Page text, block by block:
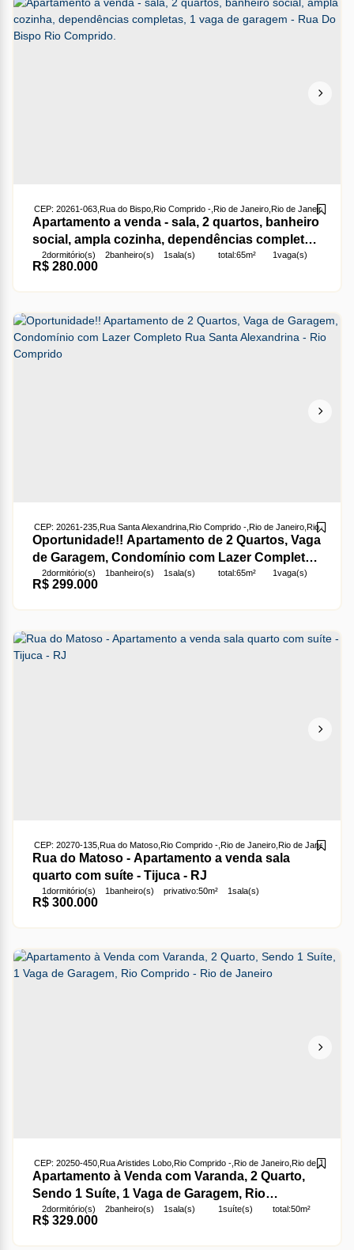
Apartamento a venda - sala, 2 quartos, banheiro
social, ampla cozinha, dependências completas,
1 vaga de garagem - Rua Do Bispo Rio
Comprido.
R$280.000
CEP: 20261-063, Rua do Bispo, Rio Comprido , Rio de Janeiro, Rio de Janeiro
2dormitório(s) 2banheiro(s) 1sala(s) total:65m² 1vaga(s)
útil:65m²
Oportunidade!! Apartamento de 2 Quartos, Vaga
de Garagem, Condomínio com Lazer Completo
Rua Santa Alexandrina - Rio Comprido
R$299.000
CEP: 20261-235, Rua Santa Alexandrina, Rio Comprido , Rio de Janeiro, Rio de
2dormitório(s) 1banheiro(s) 1sala(s) total:65m² 1vaga(s)
útil:60 ~ 65m²
Rua do Matoso - Apartamento a venda sala
quarto com suíte - Tijuca - RJ
R$300.000
CEP: 20270-135, Rua do Matoso, Rio Comprido , Rio de Janeiro, Rio de Janeiro
1dormitório(s) 1banheiro(s) privativo:50m² 1sala(s)
1suíte(s) total:
Apartamento à Venda com Varanda, 2 Quarto,
Sendo 1 Suíte, 1 Vaga de Garagem, Rio
Comprido - Rio de Janeiro
R$329.000
CEP: 20250-450, Rua Aristides Lobo, Rio Comprido , Rio de Janeiro, Rio de Janeiro
2dormitório(s) 2banheiro(s) 1sala(s) 1suíte(s) total:50m²
1vaga(s) útil: